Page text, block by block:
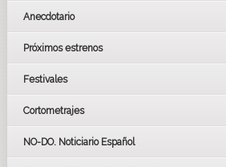
Anecdotario
Próximos estrenos
Festivales
LOS OSCARS
GOYAS
Cortometrajes
NO-DO. Noticiario Español